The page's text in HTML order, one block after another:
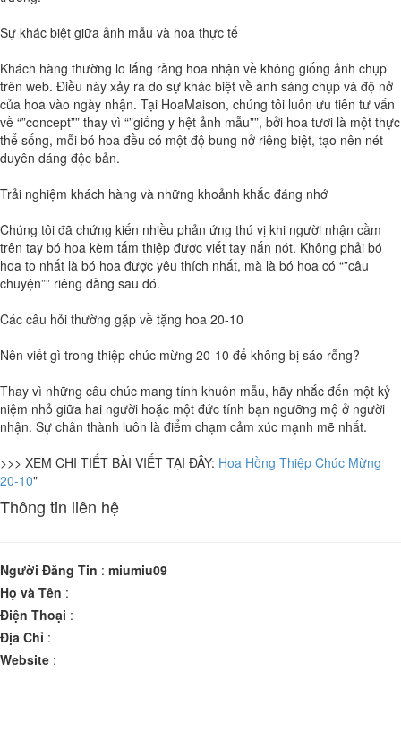
Sự khác biệt giữa ảnh mẫu và hoa thực tế
Khách hàng thường lo lắng rằng hoa nhận về không giống ảnh chụp
trên web. Điều này xảy ra do sự khác biệt về ánh sáng chụp và độ nở
của hoa vào ngày nhận. Tại HoaMaison, chúng tôi luôn ưu tiên tư vấn
về “”concept”” thay vì “”giống y hệt ảnh mẫu””, bởi hoa tươi là một thực
thể sống, mỗi bó hoa đều có một độ bung nở riêng biệt, tạo nên nét
duyên dáng độc bản.
Trải nghiệm khách hàng và những khoảnh khắc đáng nhớ
Chúng tôi đã chứng kiến nhiều phản ứng thú vị khi người nhận cầm
trên tay bó hoa kèm tấm thiệp được viết tay nắn nót. Không phải bó
hoa to nhất là bó hoa được yêu thích nhất, mà là bó hoa có “”câu
chuyện”” riêng đằng sau đó.
Các câu hỏi thường gặp về tặng hoa 20-10
Nên viết gì trong thiệp chúc mừng 20-10 để không bị sáo rỗng?
Thay vì những câu chúc mang tính khuôn mẫu, hãy nhắc đến một kỷ
niệm nhỏ giữa hai người hoặc một đức tính bạn ngưỡng mộ ở người
nhận. Sự chân thành luôn là điểm chạm cảm xúc mạnh mẽ nhất.
>>> XEM CHI TIẾT BÀI VIẾT TẠI ĐÂY: Hoa Hồng Thiệp Chúc Mừng
20-10"
Thông tin liên hệ
Người Đăng Tin : miumiu09
Họ và Tên :
Điện Thoại :
Địa Chỉ :
Website :